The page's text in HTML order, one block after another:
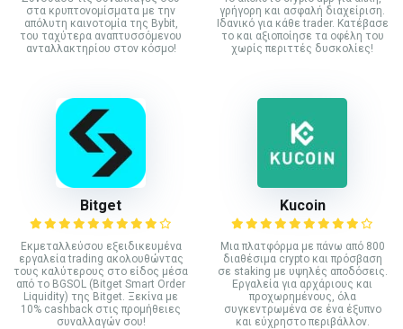
στα κρυπτονομίσματα με την
απόλυτη καινοτομία της Bybit,
του ταχύτερα αναπτυσσόμενου
ανταλλακτηρίου στον κόσμο!
γρήγορη και ασφαλή διαχείριση.
Ιδανικό για κάθε trader. Κατέβασε
το και αξιοποίησε τα οφέλη του
χωρίς περιττές δυσκολίες!
Bitget
Εκμεταλλεύσου εξειδικευμένα
εργαλεία trading ακολουθώντας
τους καλύτερους στο είδος μέσα
από το BGSOL (Bitget Smart Order
Liquidity) της Bitget. Ξεκίνα με
10% cashback στις προμήθειες
συναλλαγών σου!
Kucoin
Mια πλατφόρμα με πάνω από 800
διαθέσιμα crypto και πρόσβαση
σε staking με υψηλές αποδόσεις.
Εργαλεία για αρχάριους και
προχωρημένους, όλα
συγκεντρωμένα σε ένα έξυπνο
και εύχρηστο περιβάλλον.